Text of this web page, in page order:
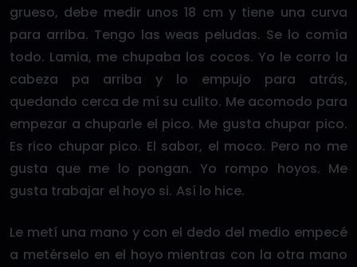
grueso, debe medir unos 18 cm y tiene una curva
para arriba. Tengo las weas peludas. Se lo comía
todo. Lamia, me chupaba los cocos. Yo le corro la
cabeza pa arriba y lo empujo para atrás,
quedando cerca de mí su culito. Me acomodo para
empezar a chuparle el pico. Me gusta chupar pico.
Es rico chupar pico. El sabor, el moco. Pero no me
gusta que me lo pongan. Yo rompo hoyos. Me
gusta trabajar el hoyo si. Así lo hice.
Le metí una mano y con el dedo del medio empecé
a metérselo en el hoyo mientras con la otra mano